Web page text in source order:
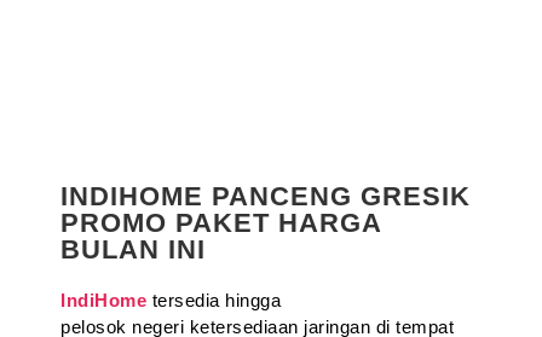
INDIHOME PANCENG GRESIK
PROMO PAKET HARGA
BULAN INI
IndiHome tersedia hingga
pelosok negeri ketersediaan jaringan di tempat